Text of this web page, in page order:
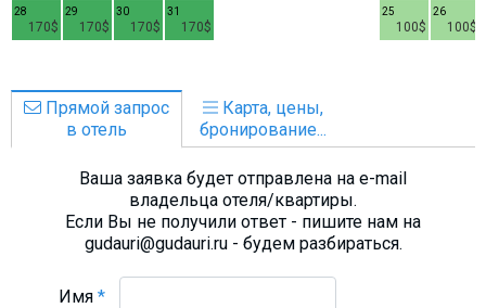
170$
28
170$
29
170$
30
170$
31
100$
25
100$
26
Прямой запрос
в отель
Карта, цены,
бронирование...
Ваша заявка будет отправлена на e-mail
владельца отеля/квартиры.
Если Вы не получили ответ - пишите нам на
gudauri@gudauri.ru - будем разбираться.
Имя*